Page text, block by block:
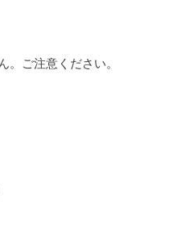
。ご注意ください。